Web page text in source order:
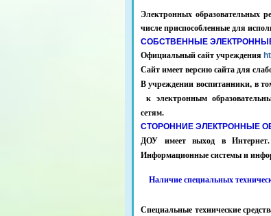
Электронных образовательных
числе приспособленные для
СОБСТВЕННЫЕ
Официальный сайт учреждения
Сайт имеет версию сайта для
В учреждении воспитанники, в
к электронным
сетям.
СТОРОННИЕ ЭЛЕКТРОННЫЕ
ДОУ имеет выход в
Информационные системы и
Наличие специальных
Специальные технические